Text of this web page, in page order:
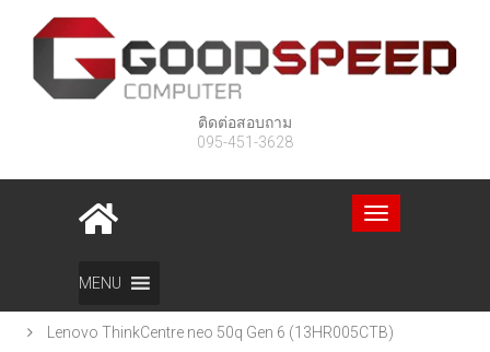
ติดต่อสอบถาม
095-451-3628
Toggle
navigation
MENU
สินค้า
Lenovo ThinkCentre neo 50q Gen 6 (13HR005CTB)